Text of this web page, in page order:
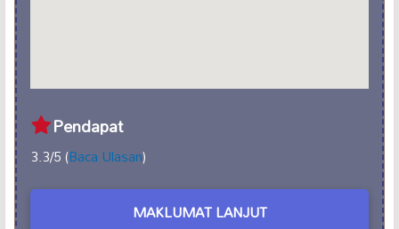
Pendapat
3.3/5 (Baca Ulasan)
MAKLUMAT LANJUT